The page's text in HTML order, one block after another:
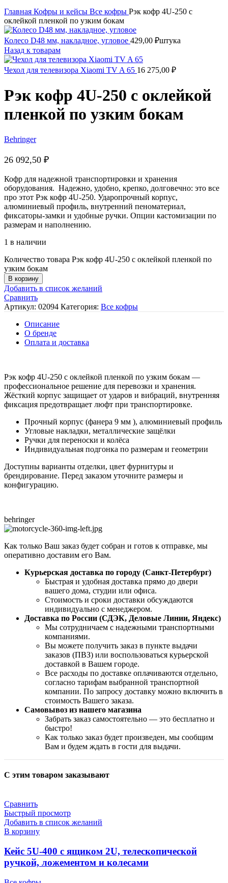
Главная Кофры и кейсы Все кофры Рэк кофр 4U-250 с
оклейкой пленкой по узким бокам
Колесо D48 мм, накладное, угловое 429,00 ₽штука
Назад к товарам
Чехол для телевизора Xiaomi TV A 65 16 275,00 ₽
Рэк кофр 4U-250 с оклейкой
пленкой по узким бокам
Behringer
26 092,50 ₽
Кофр для надежной транспортировки и хранения
оборудования. Надежно, удобно, крепко, долговечно: это все
про этот Рэк кофр 4U-250. Ударопрочный корпус,
алюминиевый профиль, внутренний пеноматериал,
фиксаторы‑замки и удобные ручки. Опции кастомизации по
размерам и наполнению.
1 в наличии
Количество товара Рэк кофр 4U-250 с оклейкой пленкой по
узким бокам
В корзину
Добавить в список желаний
Сравнить
Артикул: 02094 Категория: Все кофры
Описание
О бренде
Оплата и доставка
Рэк кофр 4U-250 с оклейкой пленкой по узким бокам —
профессиональное решение для перевозки и хранения.
Жёсткий корпус защищает от ударов и вибраций, внутренняя
фиксация предотвращает люфт при транспортировке.
Прочный корпус (фанера 9 мм ), алюминиевый профиль
Угловые накладки, металлические защёлки
Ручки для переноски и колёса
Индивидуальная подгонка по размерам и геометрии
Доступны варианты отделки, цвет фурнитуры и
брендирование. Перед заказом уточните размеры и
конфигурацию.
behringer
Как только Ваш заказ будет собран и готов к отправке, мы
оперативно доставим его Вам.
Курьерская доставка по городу (Санкт-Петербург)
Быстрая и удобная доставка прямо до двери
вашего дома, студии или офиса.
Стоимость и сроки доставки обсуждаются
индивидуально с менеджером.
Доставка по России (СДЭК, Деловые Линии, Яндекс)
Мы сотрудничаем с надежными транспортными
компаниями.
Вы можете получить заказ в пункте выдачи
заказов (ПВЗ) или воспользоваться курьерской
доставкой в Вашем городе.
Все расходы по доставке оплачиваются отдельно,
согласно тарифам выбранной транспортной
компании. По запросу доставку можно включить в
стоимость Вашего заказа.
Самовывоз из нашего магазина
Забрать заказ самостоятельно — это бесплатно и
быстро!
Как только заказ будет произведен, мы сообщим
Вам и будем ждать в гости для выдачи.
С этим товаром заказывают
Сравнить
Быстрый просмотр
Добавить в список желаний
В корзину
Кейс 5U-400 с ящиком 2U, телескопической
ручкой, ложементом и колесами